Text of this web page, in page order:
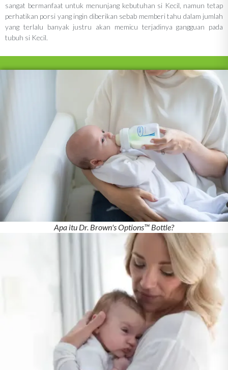
sangat bermanfaat untuk menunjang kebutuhan si Kecil, namun tetap
perhatikan porsi yang ingin diberikan sebab memberi tahu dalam jumlah
yang terlalu banyak justru akan memicu terjadinya gangguan pada
tubuh si Kecil.
Apa itu Dr. Brown's Options™ Bottle?